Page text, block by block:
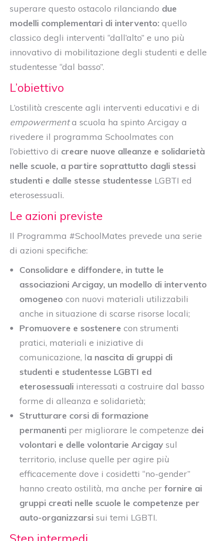
superare questo ostacolo rilanciando due
modelli complementari di intervento: quello
classico degli interventi “dall’alto” e uno più
innovativo di mobilitazione degli studenti e delle
studentesse “dal basso”.
L’obiettivo
L’ostilità crescente agli interventi educativi e di
empowermenta scuola ha spinto Arcigay a
rivedere il programma Schoolmates con
l’obiettivo di creare nuove alleanze e solidarietà
nelle scuole, a partire soprattutto dagli stessi
studenti e dalle stesse studentesse LGBTI ed
eterosessuali.
Le azioni previste
Il Programma #SchoolMates prevede una serie
di azioni specifiche:
Consolidare e diffondere, in tutte le
associazioni Arcigay, un modello di intervento
omogeneo con nuovi materiali utilizzabili
anche in situazione di scarse risorse locali;
Promuovere e sostenere con strumenti
pratici, materiali e iniziative di
comunicazione, la nascita di gruppi di
studenti e studentesse LGBTI ed
eterosessuali interessati a costruire dal basso
forme di alleanza e solidarietà;
Strutturare corsi di formazione
permanenti per migliorare le competenze dei
volontari e delle volontarie Arcigay sul
territorio, incluse quelle per agire più
efficacemente dove i cosidetti “no-gender”
hanno creato ostilità, ma anche per fornire ai
gruppi creati nelle scuole le competenze per
auto-organizzarsi sui temi LGBTI.
Step intermedi